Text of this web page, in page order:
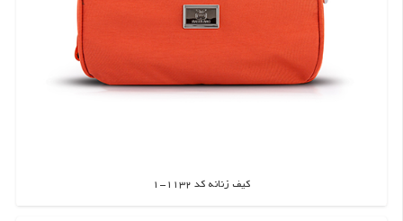
کیف زنانه کد 1132-1
اطلاعات بیشتر